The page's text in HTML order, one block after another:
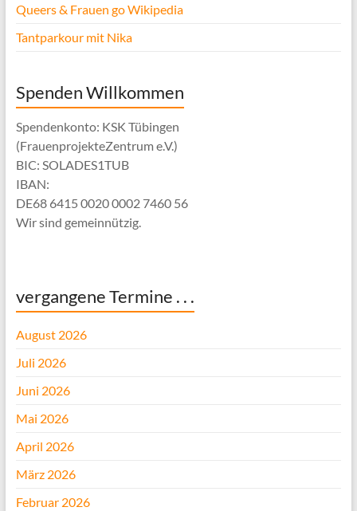
Queers & Frauen go Wikipedia
Tantparkour mit Nika
Spenden Willkommen
Spendenkonto: KSK Tübingen
(FrauenprojekteZentrum e.V.)
BIC: SOLADES1TUB
IBAN:
DE68 6415 0020 0002 7460 56
Wir sind gemeinnützig.
vergangene Termine . . .
August 2026
Juli 2026
Juni 2026
Mai 2026
April 2026
März 2026
Februar 2026